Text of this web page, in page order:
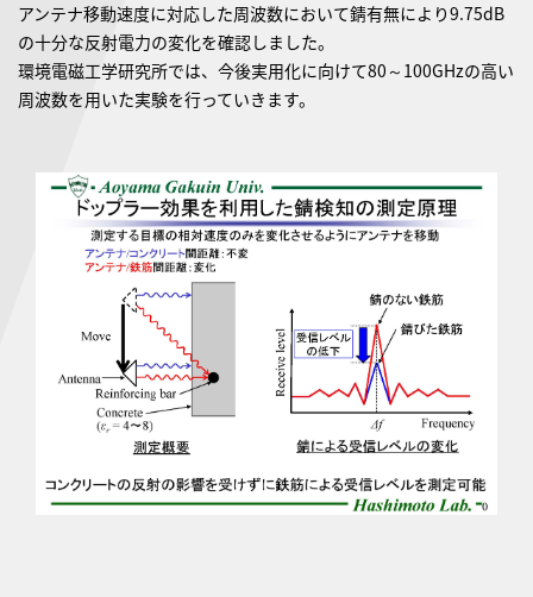
アンテナ移動速度に対応した周波数において錆有無により9.75dB
の十分な反射電力の変化を確認しました。
環境電磁工学研究所では、今後実用化に向けて80～100GHzの高い
周波数を用いた実験を行っていきます。